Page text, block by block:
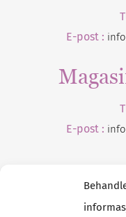
E-post :
E-post :